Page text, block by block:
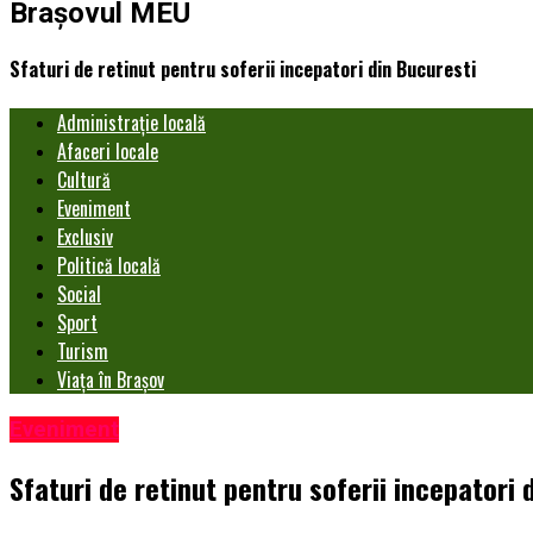
Brașovul MEU
Sfaturi de retinut pentru soferii incepatori din Bucuresti
Administrație locală
Afaceri locale
Cultură
Eveniment
Exclusiv
Politică locală
Social
Sport
Turism
Viața în Brașov
Eveniment
Sfaturi de retinut pentru soferii incepatori